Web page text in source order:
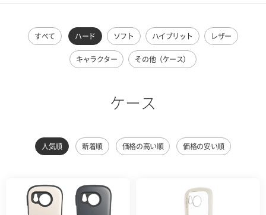
すべて ハード ソフト ハイブリット レザー
キャラクター その他（ケース）
ケース
人気順 新着順 価格の高い順 価格の安い順